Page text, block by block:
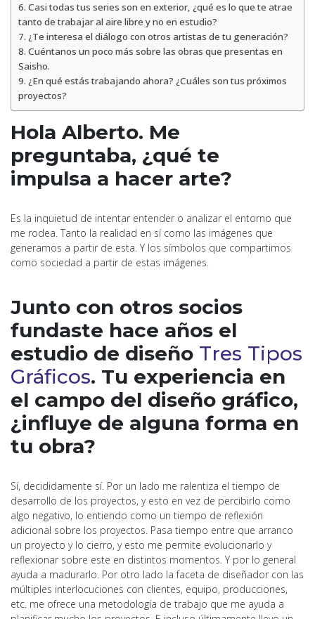
Casi todas tus series son en exterior, ¿qué es lo que te atrae
tanto de trabajar al aire libre y no en estudio?
¿Te interesa el diálogo con otros artistas de tu generación?
Cuéntanos un poco más sobre las obras que presentas en
Saisho.
¿En qué estás trabajando ahora? ¿Cuáles son tus próximos
proyectos?
Hola Alberto. Me
preguntaba, ¿qué te
impulsa a hacer arte?
Es la inquietud de intentar entender o analizar el entorno que
me rodea. Tanto la realidad en sí como las imágenes que
generamos a partir de esta. Y los símbolos que compartimos
como sociedad a partir de estas imágenes.
Junto con otros socios
fundaste hace años el
estudio de diseño Tres Tipos
Gráficos. Tu experiencia en
el campo del diseño gráfico,
¿influye de alguna forma en
tu obra?
Sí, decididamente sí. Por un lado me ralentiza el tiempo de
desarrollo de los proyectos, y esto en vez de percibirlo como
algo negativo, lo entiendo como un tiempo de reflexión
adicional sobre los proyectos. Pasa tiempo entre que arranco
un proyecto y lo cierro, y esto me permite evolucionarlo y
reflexionar sobre este en distintos momentos. Y por lo general
ayuda a madurarlo. Por otro lado la faceta de diseñador con las
múltiples interlocuciones con clientes, equipo, producciones,
etc. me ofrece una metodología de trabajo que me ayuda a